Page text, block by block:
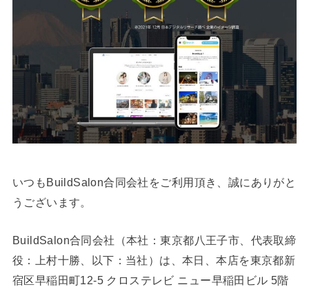
いつもBuildSalon合同会社をご利用頂き、誠にありがと
うございます。
BuildSalon合同会社（本社：東京都八王子市、代表取締
役：上村十勝、以下：当社）は、本日、本店を東京都新
宿区早稲田町12-5 クロステレビ ニュー早稲田ビル 5階